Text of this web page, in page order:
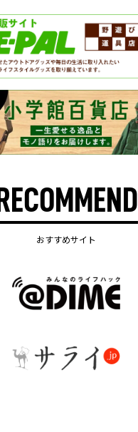
RECOMMEND
おすすめサイト